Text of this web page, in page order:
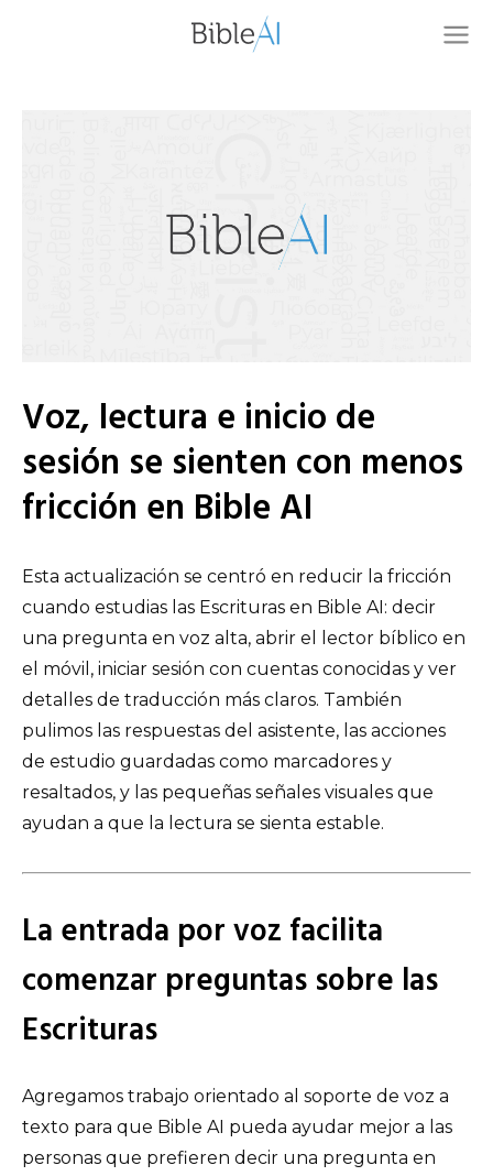
Voz, lectura e inicio de
sesión se sienten con menos
fricción en Bible AI
Esta actualización se centró en reducir la fricción
cuando estudias las Escrituras en Bible AI: decir
una pregunta en voz alta, abrir el lector bíblico en
el móvil, iniciar sesión con cuentas conocidas y ver
detalles de traducción más claros. También
pulimos las respuestas del asistente, las acciones
de estudio guardadas como marcadores y
resaltados, y las pequeñas señales visuales que
ayudan a que la lectura se sienta estable.
La entrada por voz facilita
comenzar preguntas sobre las
Escrituras
Agregamos trabajo orientado al soporte de voz a
texto para que Bible AI pueda ayudar mejor a las
personas que prefieren decir una pregunta en